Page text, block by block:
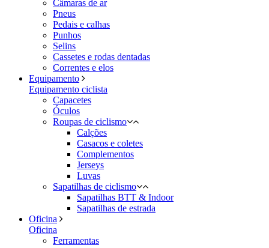
Câmaras de ar
Pneus
Pedais e calhas
Punhos
Selins
Cassetes e rodas dentadas
Correntes e elos
Equipamento
Equipamento ciclista
Capacetes
Óculos
Roupas de ciclismo
Calções
Casacos e coletes
Complementos
Jerseys
Luvas
Sapatilhas de ciclismo
Sapatilhas BTT & Indoor
Sapatilhas de estrada
Oficina
Oficina
Ferramentas